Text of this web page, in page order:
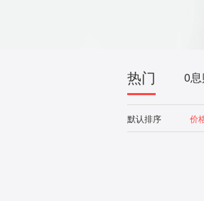
热门 0
默认排序 价